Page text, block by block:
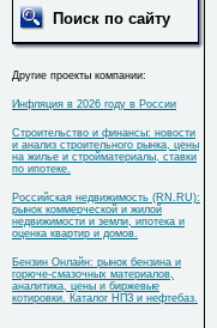
Поиск по сайту
Другие проекты компании:
Инфляция в 2026 году в России
Строительство и финансы: новости
и анализ строительного рынка, цены
на жилье и стройматериалы, ставки
по ипотеке.
Российская недвижимость (RN.RU):
рынок коммерческой и жилой
недвижимости и земли, ипотека и
оценка квартир и домов.
Бензин Онлайн: рынок бензина и
горюче-смазочных материалов,
аналитика, цены и биржевые
котировки. Каталог НПЗ и нефтебаз.